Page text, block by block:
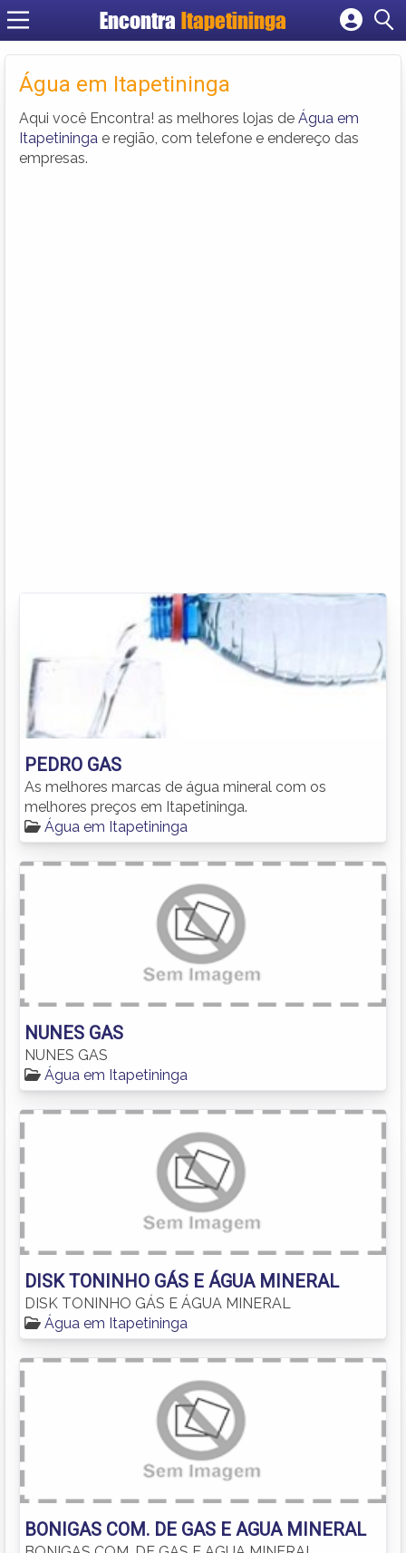
Encontra Itapetininga
Cadastrar empresa
Criar conta
Água em Itapetininga
Aqui você Encontra! as melhores lojas de Água em
Itapetininga e região, com telefone e endereço das
empresas.
PEDRO GAS
As melhores marcas de água mineral com os
melhores preços em Itapetininga.
Água em Itapetininga
NUNES GAS
NUNES GAS
Água em Itapetininga
DISK TONINHO GÁS E ÁGUA MINERAL
DISK TONINHO GÁS E ÁGUA MINERAL
Água em Itapetininga
BONIGAS COM. DE GAS E AGUA MINERAL